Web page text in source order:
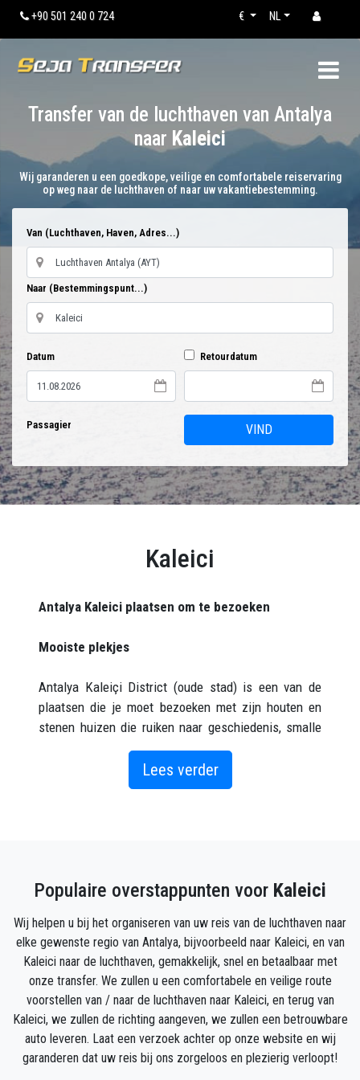
+90 501 240 0 724 NL
€
Transfer van de luchthaven van Antalya
naar Kaleici
Wij garanderen u een goedkope, veilige en comfortabele reiservaring
op weg naar de luchthaven of naar uw vakantiebestemming.
Van (Luchthaven, Haven, Adres...)
Naar (Bestemmingspunt...)
Datum Retourdatum
Passagier VIND
Kaleici
Antalya Kaleici plaatsen om te bezoeken
Mooiste plekjes
Antalya Kaleiçi District (oude stad) is een van de
plaatsen die je moet bezoeken met zijn houten en
stenen huizen die ruiken naar geschiedenis, smalle
straatjes, het nachtleven, het Mermerli-strand en de
jachthaven. Dit is de oudste nederzetting. Hoewel
het vooral de voorkeur heeft voor zee-zand-
zijn de plaatsen die je kunt bezoeken in Antalya
zoals Mustafa Kemal Atatürk ooit zei toen hij
Antalya in 1930 bezocht: "Antalya is ongetwijfeld de
mooiste plek ter wereld.
van de geschiedenis Antalya Kaleici
dus laten we een beetje van de geschiedenis
noemen, zodat we meer kunnen genieten tijdens een
bezoek aan deze historische regio, die
Lees verder
Populaire overstappunten voor Kaleici
Wij helpen u bij het organiseren van uw reis van de luchthaven naar
elke gewenste regio van Antalya, bijvoorbeeld naar Kaleici, en van
Kaleici naar de luchthaven, gemakkelijk, snel en betaalbaar met
onze transfer. We zullen u een comfortabele en veilige route
voorstellen van / naar de luchthaven naar Kaleici, en terug van
Kaleici, we zullen de richting aangeven, we zullen een betrouwbare
auto leveren. Laat een verzoek achter op onze website en wij
garanderen dat uw reis bij ons zorgeloos en plezierig verloopt!